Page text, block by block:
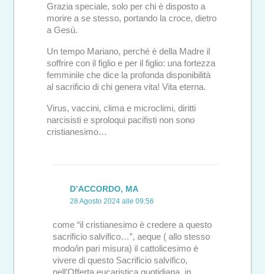
Grazia speciale, solo per chi è disposto a
morire a se stesso, portando la croce, dietro
a Gesù.
Un tempo Mariano, perché è della Madre il
soffrire con il figlio e per il figlio: una fortezza
femminile che dice la profonda disponibilità
al sacrificio di chi genera vita! Vita eterna.
Virus, vaccini, clima e microclimi, diritti
narcisisti e sproloqui pacifisti non sono
cristianesimo…
D’ACCORDO, MA
28 Agosto 2024 alle 09:56
come “il cristianesimo è credere a questo
sacrificio salvifico…”, aeque ( allo stesso
modo/in pari misura) il cattolicesimo è
vivere di questo Sacrificio salvifico,